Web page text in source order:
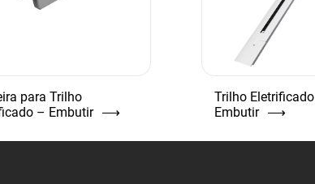
para Trilho
– Embutir ⟶
Trilho Eletrificado
Embutir ⟶